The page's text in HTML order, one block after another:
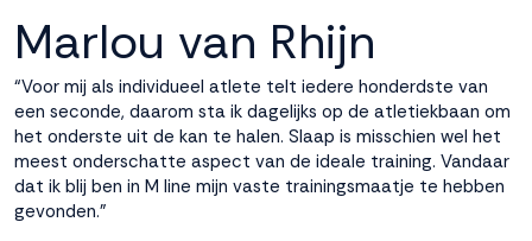
cookies ons helpen
om de website te
verbeteren. Via de
marketing cookies
kunnen we jouw
interactie met ons
binnen en buiten
onze website te
Marlou van Rhijn
“Voor mij als individueel atlete telt iedere honderdste van
een seconde, daarom sta ik dagelijks op de atletiekbaan om
het onderste uit de kan te halen. Slaap is misschien wel het
meest onderschatte aspect van de ideale training. Vandaar
dat ik blij ben in M line mijn vaste trainingsmaatje te hebben
gevonden.”